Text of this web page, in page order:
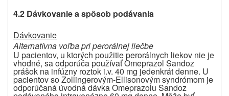
4.2 Dávkovanie a spôsob podávania
Dávkovanie
Alternatívna voľba pri perorálnej liečbe
U pacientov, u ktorých použitie perorálnych liekov nie je
vhodné, sa odporúča používať Omeprazol Sandoz
prášok na infúzny roztok i.v. 40 mg jedenkrát denne. U
pacientov so Zollingerovým-Ellisonovým syndrómom je
odporúčaná úvodná dávka Omeprazolu Sandoz